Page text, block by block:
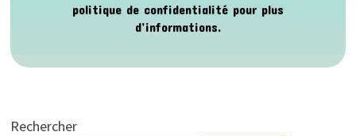
politique de confidentialitépour plus
d’informations.
Rechercher